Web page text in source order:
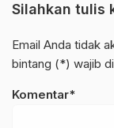
Silahkan tulis
Email Anda tidak
bintang (*) wajib
Komentar*